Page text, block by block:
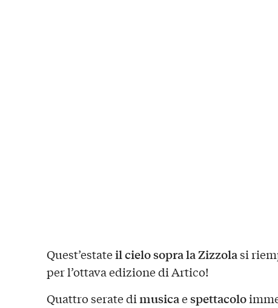
Quest’estateil cielo sopra la Zizzolasi
per l’ottava edizione di Artico!
Quattro serate dimusicaespettacolo